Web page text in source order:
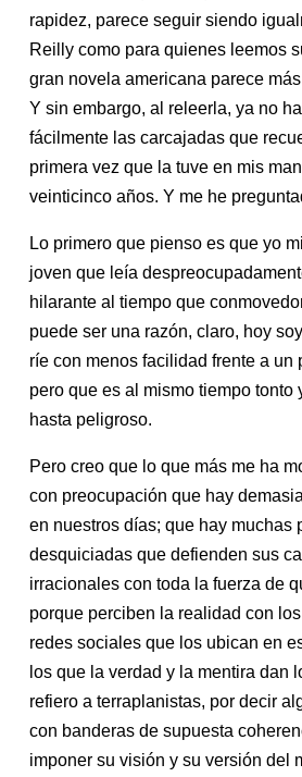
rapidez, parece seguir siendo
Reilly como para quienes leemos
gran novela americana parece
Y sin embargo, al releerla, ya no
fácilmente las carcajadas que
primera vez que la tuve en mis
veinticinco años. Y me he
Lo primero que pienso es que yo
joven que leía
hilarante al tiempo que
puede ser una razón, claro, hoy
ríe con menos facilidad frente a un
pero que es al mismo tiempo tonto
hasta peligroso.
Pero creo que lo que más me ha
con preocupación que hay
en nuestros días; que hay muchas
desquiciadas que defienden sus
irracionales con toda la fuerza de
porque perciben la realidad con
redes sociales que los ubican en
los que la verdad y la mentira dan
refiero a terraplanistas, por decir
con banderas de supuesta
imponer su visión y su versión del